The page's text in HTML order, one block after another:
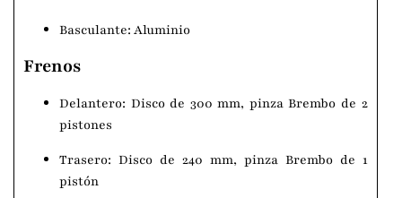
Basculante: Aluminio
Frenos
Delantero: Disco de 300 mm, pinza Brembo de 2
pistones
Trasero: Disco de 240 mm, pinza Brembo de 1
pistón